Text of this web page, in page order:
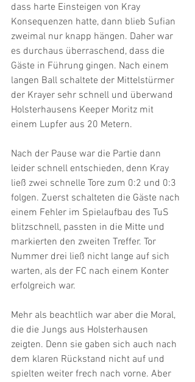
dass harte Einsteigen von Kray
Konsequenzen hatte, dann blieb Sufian
zweimal nur knapp hängen. Daher war
es durchaus überraschend, dass die
Gäste in Führung gingen. Nach einem
langen Ball schaltete der Mittelstürmer
der Krayer sehr schnell und überwand
Holsterhausens Keeper Moritz mit
einem Lupfer aus 20 Metern.
Nach der Pause war die Partie dann
leider schnell entschieden, denn Kray
ließ zwei schnelle Tore zum 0:2 und 0:3
folgen. Zuerst schalteten die Gäste nach
einem Fehler im Spielaufbau des TuS
blitzschnell, passten in die Mitte und
markierten den zweiten Treffer. Tor
Nummer drei ließ nicht lange auf sich
warten, als der FC nach einem Konter
erfolgreich war.
Mehr als beachtlich war aber die Moral,
die die Jungs aus Holsterhausen
zeigten. Denn sie gaben sich auch nach
dem klaren Rückstand nicht auf und
spielten weiter frech nach vorne. Aber